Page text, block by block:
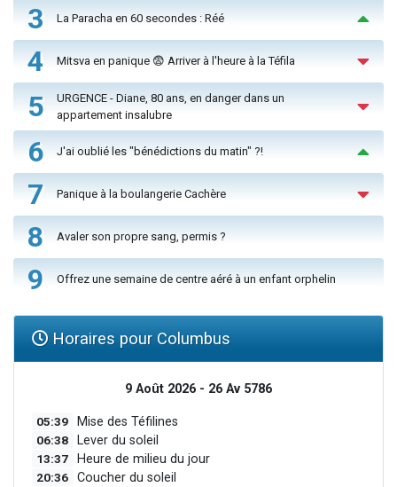
3 La Paracha en 60 secondes : Réé
4 Mitsva en panique 😨 Arriver à l'heure à la Téfila
5
URGENCE - Diane, 80 ans, en danger dans un
appartement insalubre
6 J'ai oublié les "bénédictions du matin" ?!
7 Panique à la boulangerie Cachère
8 Avaler son propre sang, permis ?
9 Offrez une semaine de centre aéré à un enfant orphelin
Horaires pour Columbus
9 Août 2026 - 26 Av 5786
05:39 Mise des Téfilines
06:38 Lever du soleil
13:37 Heure de milieu du jour
20:36 Coucher du soleil